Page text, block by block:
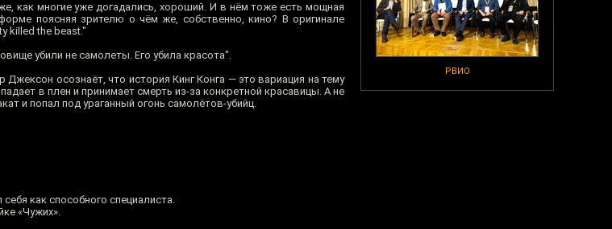
РВИО
как многие уже догадались, хороший. И в нём тоже есть мощная
поясняя зрителю о чём же, собственно, кино? В оригинале
killed the beast."
убили не самолеты. Его убила красота".
осознаёт, что история Кинг Конга — это вариация на тему
в плен и принимает смерть из-за конкретной красавицы. А не
и попал под ураганный огонь самолётов-убийц.
как способного специалиста.
«Чужих».